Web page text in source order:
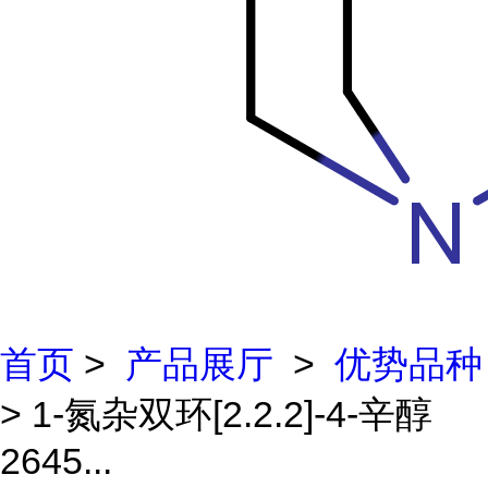
首页 > 产品展厅 > 优势品种
> 1-氮杂双环[2.2.2]-4-辛醇
2645...